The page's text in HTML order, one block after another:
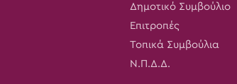
Δημοτικό Συμβούλιο
Επιτροπές
Τοπικά Συμβούλια
Ν.Π.Δ.Δ.